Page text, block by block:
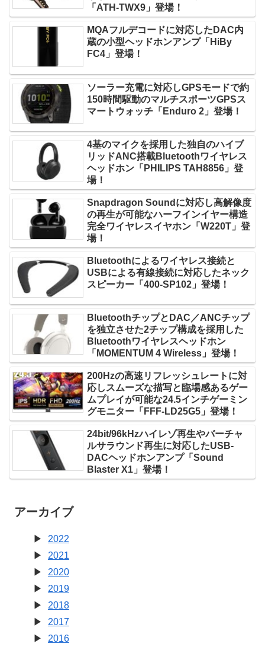
「ATH-TWX9」登場！
MQAフルデコードに対応したDAC内
蔵の小型ヘッドホンアンプ「HiBy
FC4」登場！
ソーラー充電に対応しGPSモードで約
150時間駆動のマルチスポーツGPSス
マートウォッチ「Enduro 2」登場！
4基のマイクを採用した独自のハイブ
リッドANC搭載Bluetoothワイヤレス
ヘッドホン「PHILIPS TAH8856」登
場！
Snapdragon Soundに対応し高解像度
の再生が可能なハーフインイヤー構造
完全ワイヤレスイヤホン「W220T」登
場！
Bluetoothによるワイヤレス接続と
USBによる有線接続に対応したネック
スピーカー「400-SP102」登場！
BluetoothチップとDAC／ANCチップ
を独立させた2チップ構成を採用した
Bluetoothワイヤレスヘッドホン
「MOMENTUM 4 Wireless」登場！
200Hzの高速リフレッシュレートに対
応しスムーズな描写と臨場感あるゲー
ムプレイが可能な24.5インチゲーミン
グモニター「FFF-LD25G5」登場！
24bit/96kHzハイレゾ再生やバーチャ
ルサラウンド再生に対応したUSB-
DACヘッドホンアンプ「Sound
Blaster X1」登場！
アーカイブ
2022
2021
2020
2019
2018
2017
2016